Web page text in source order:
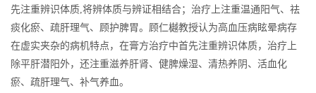
先注重辨识体质,将辨体质与辨证相结合；治疗上注重温通阳气、祛
痰化瘀、疏肝理气、顾护脾胃。顾仁樾教授认为高血压病眩晕病存
在虚实夹杂的病机特点，在膏方治疗中首先注重辨识体质，治疗上
除平肝潜阳外，还注重滋养肝肾、健脾燥湿、清热养阴、活血化
瘀、疏肝理气、补气养血。